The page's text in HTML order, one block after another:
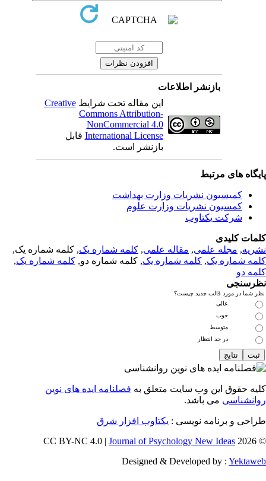
بازنشر اطلاعات
این مقاله تحت شرایطCreative
Commons Attribution-
NonCommercial 4.0
International Licenseقابل
بازنشر است.
های مرتبط
کمیسیون نشریات وزارت بهداشت
کمسیون نشریات وزارت علوم
شرکت یکتاوب
کلیدی
,مجله علمی, مقاله علمی, کلمه شماره یک, کلمه شماره یک,
شماره یک,کلمه شماره یک, کلمه شماره دو,کلمه شماره یک,
دو
شما در مورد قالب جدید چیست؟
عالی
خوب
متوسط
در حد انتظار
حقوق این وب سایت متعلق بهفصلنامه ایده های نوین
می باشد.
و برنامه نویسی : یکتاوب افزار شرق
©
Journal of Psychology New Ideas
Designed & Developed by :